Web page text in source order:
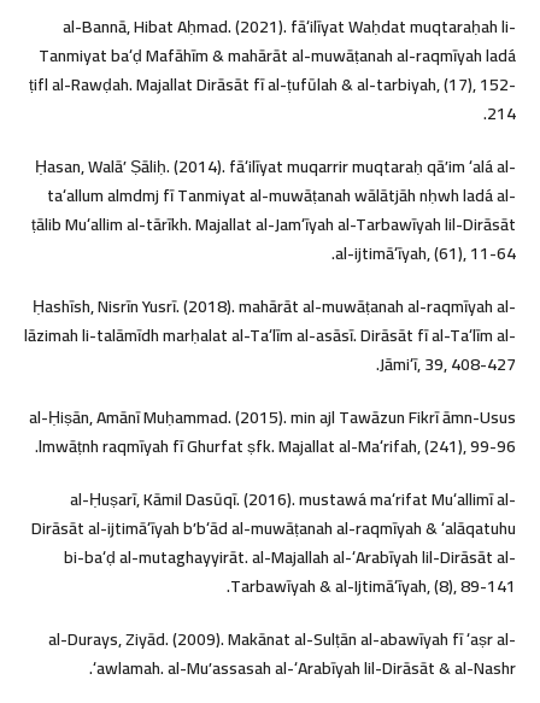
al-Bannā, Hibat Aḥmad. (2021). fāʻilīyat Waḥdat muqtaraḥah li-
Tanmiyat baʻḍ Mafāhīm & mahārāt al-muwāṭanah al-raqmīyah ladá
ṭifl al-Rawḍah. Majallat Dirāsāt fī al-ṭufūlah & al-tarbiyah, (17), 152-
214.
Ḥasan, Walāʼ Ṣāliḥ. (2014). fāʻilīyat muqarrir muqtaraḥ qāʼim ʻalá al-
taʻallum almdmj fī Tanmiyat al-muwāṭanah wālātjāh nḥwh ladá al-
ṭālib Muʻallim al-tārīkh. Majallat al-Jamʻīyah al-Tarbawīyah lil-Dirāsāt
al-ijtimāʻīyah, (61), 11-64.
Ḥashīsh, Nisrīn Yusrī. (2018). mahārāt al-muwāṭanah al-raqmīyah al-
lāzimah li-talāmīdh marḥalat al-Taʻlīm al-asāsī. Dirāsāt fī al-Taʻlīm al-
Jāmiʻī, 39, 408-427.
al-Ḥiṣān, Amānī Muḥammad. (2015). min ajl Tawāzun Fikrī āmn-Usus
lmwāṭnh raqmīyah fī Ghurfat ṣfk. Majallat al-Maʻrifah, (241), 99-96.
al-Ḥuṣarī, Kāmil Dasūqī. (2016). mustawá maʻrifat Muʻallimī al-
Dirāsāt al-ijtimāʻīyah bʼbʻād al-muwāṭanah al-raqmīyah & ʻalāqatuhu
bi-baʻḍ al-mutaghayyirāt. al-Majallah al-ʻArabīyah lil-Dirāsāt al-
Tarbawīyah & al-Ijtimāʻīyah, (8), 89-141.
al-Durays, Ziyād. (2009). Makānat al-Sulṭān al-abawīyah fī ʻaṣr al-
ʻawlamah. al-Muʼassasah al-ʻArabīyah lil-Dirāsāt & al-Nashr.